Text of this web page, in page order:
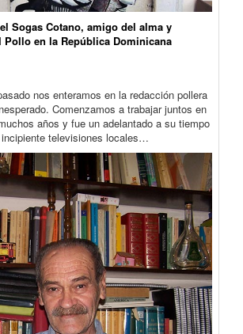
Sogas Cotano, amigo del alma y
Pollo en la República Dominicana
nos enteramos en la redacción pollera
Comenzamos a trabajar juntos en
años y fue un adelantado a su tiempo
televisiones locales…